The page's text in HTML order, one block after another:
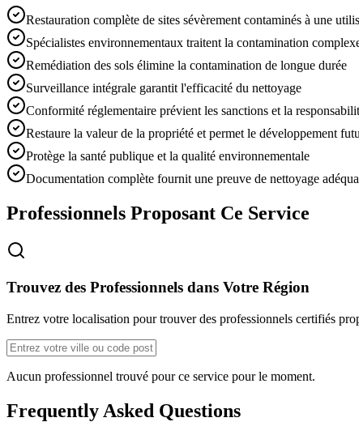
Restauration complète de sites sévèrement contaminés à une
Spécialistes environnementaux traitent la contamination
Remédiation des sols élimine la contamination de longue durée
Surveillance intégrale garantit l'efficacité du nettoyage
Conformité réglementaire prévient les sanctions et la
Restaure la valeur de la propriété et permet le développement
Protège la santé publique et la qualité environnementale
Documentation complète fournit une preuve de nettoyage
Professionnels Proposant Ce Service
Trouvez des Professionnels dans Votre Région
Entrez votre localisation pour trouver des professionnels certifiés
Aucun professionnel trouvé pour ce service pour le moment.
Frequently Asked Questions